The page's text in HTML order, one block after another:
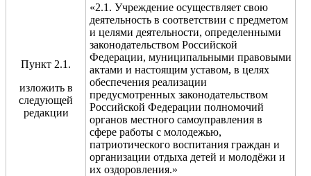
Пункт 2.1.
изложить в
следующей
редакции
«2.1. Учреждение осуществляет свою
деятельность в соответствии с предметом
и целями деятельности, определенными
законодательством Российской
Федерации, муниципальными правовыми
актами и настоящим уставом, в целях
обеспечения реализации
предусмотренных законодательством
Российской Федерации полномочий
органов местного самоуправления в
сфере работы с молодежью,
патриотического воспитания граждан и
организации отдыха детей и молодёжи и
их оздоровления.»